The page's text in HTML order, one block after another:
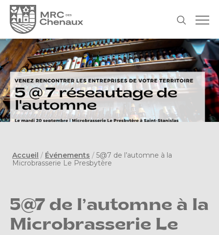
Accueil / Événements / 5@7 de l’automne à la
Microbrasserie Le Presbytère
5@7 de l’automne à la
Microbrasserie Le